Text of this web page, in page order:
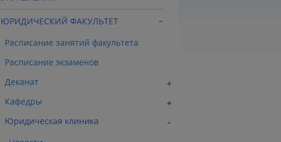
ЮРИДИЧЕСКИЙ ФАКУЛЬТЕТ
Расписание занятий факультета
Расписание экзаменов
Деканат
Кафедры
Юридическая клиника